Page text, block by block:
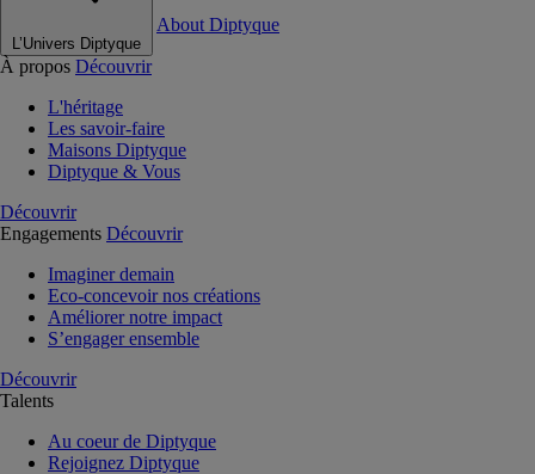
L’Univers Diptyque
About Diptyque
À propos Découvrir
L'héritage
Les savoir-faire
Maisons Diptyque
Diptyque & Vous
Découvrir
Engagements Découvrir
Imaginer demain
Eco-concevoir nos créations
Améliorer notre impact
S’engager ensemble
Découvrir
Talents
Au coeur de Diptyque
Rejoignez Diptyque